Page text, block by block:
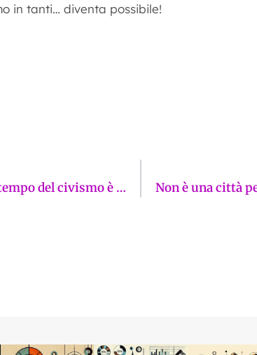
in tanti… diventa possibile!
L’Altra Toscana presenta il suo manifesto: “Il tempo del civismo è adesso”